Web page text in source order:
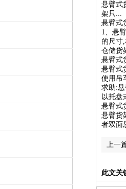
悬臂式
架只...
悬臂式
1、悬
的尺寸
仓储货
悬臂式
悬臂式
使用吊
求助:
以托盘
悬臂式
悬臂货
者双面
上一
此文关